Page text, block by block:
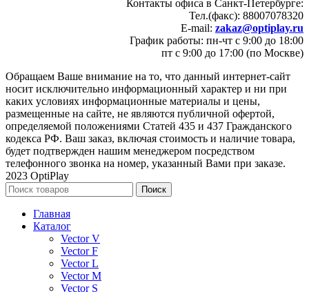
Контакты офиса в Санкт-Петербурге:
Тел.(факс): 88007078320
E-mail: zakaz@optiplay.ru
График работы: пн-чт с 9:00 до 18:00
пт с 9:00 до 17:00 (по Москве)
Обращаем Ваше внимание на то, что данный интернет-сайт
носит исключительно информационный характер и ни при
каких условиях информационные материалы и цены,
размещенные на сайте, не являются публичной офертой,
определяемой положениями Статей 435 и 437 Гражданского
кодекса РФ. Ваш заказ, включая стоимость и наличие товара,
будет подтвержден нашим менеджером посредством
телефонного звонка на номер, указанный Вами при заказе.
2023 OptiPlay
Поиск
Главная
Каталог
Vector V
Vector F
Vector L
Vector M
Vector S